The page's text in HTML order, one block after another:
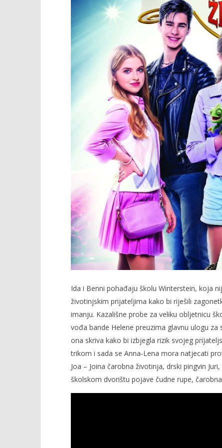
TRENUTNO OTVORENO
Projekcija filma: Škola čarobnih
Popis
Ida i Benni pohađaju školu Winterstein, koja
životinjskim prijateljima kako bi riješili
imanju. Kazališne probe za veliku obljetnicu
vođa bande Helene preuzima glavnu ulogu
ona skriva kako bi izbjegla rizik svojeg
trikom i sada se Anna-Lena mora natjecati
Joa – Joina čarobna životinja, drski pingvin
školskom dvorištu pojave čudne rupe,